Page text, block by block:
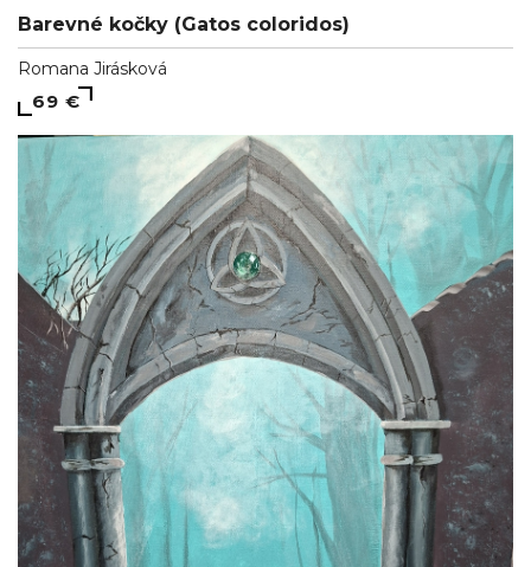
Barevné kočky (Gatos coloridos)
Romana Jirásková
69 €